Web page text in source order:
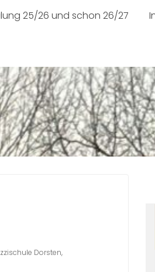
25/26 und schon 26/27
Dorsten,